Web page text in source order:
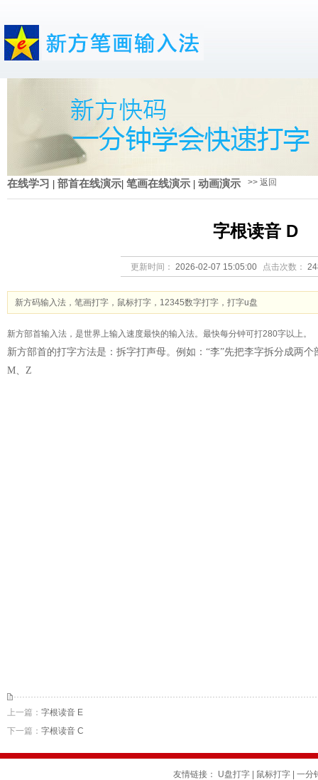
在线学习 | 部首在线演示| 笔画在线演示 | 动画演示 >> 返回
字根读音 D
更新时间： 2026-02-07 15:05:00 点击次数：
新方码输入法，笔画打字，鼠标打字，12345数字打字，打字u盘
新方部首输入法 ，是世界上输入速度最快的输入法。最快每分钟可打280字以上。
新方部首的打字方法是：拆字打声母。例如：“李”先把李字拆分成两个
M、 Z
上一篇： 字根读音 E
下一篇： 字根读音 C
友情链接： U盘打字 鼠标打字
一分